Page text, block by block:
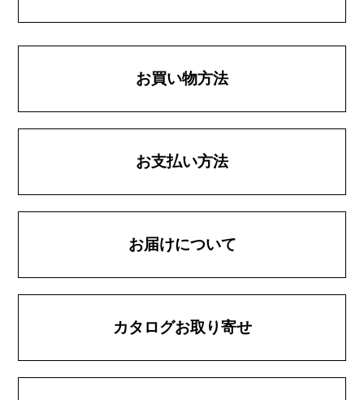
お買い物方法
お支払い方法
お届けについて
カタログお取り寄せ